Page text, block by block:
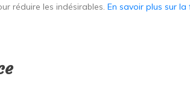
réduire les indésirables. En savoir plus sur